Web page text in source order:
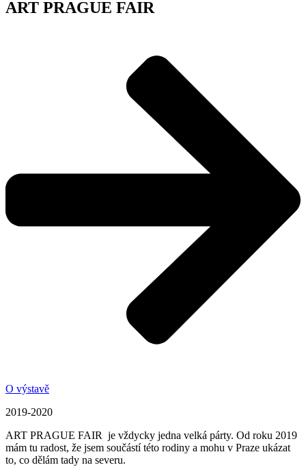
ART PRAGUE FAIR
O výstavě
2019-2020
ART PRAGUE FAIR je vždycky jedna velká párty. Od roku 2019
mám tu radost, že jsem součástí této rodiny a mohu v Praze ukázat
to, co dělám tady na severu.